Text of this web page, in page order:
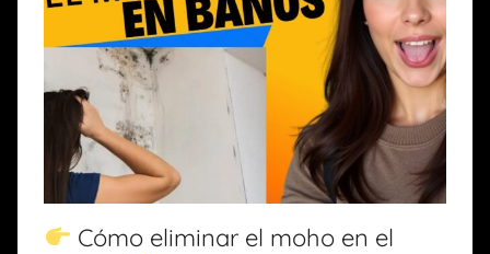
Cómo eliminar el moho en el